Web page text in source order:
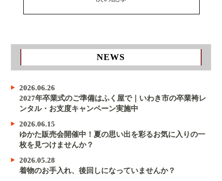
NEWS
2026.06.26
2027年卒業式のご準備はふく屋で｜いわき市の卒業袴レ
ンタル・お支度キャンペーン実施中
2026.06.15
ゆかた販売会開催中！夏の思い出を彩るお気に入りの一
枚を見つけませんか？
2026.05.28
着物のお手入れ、後回しになっていませんか？